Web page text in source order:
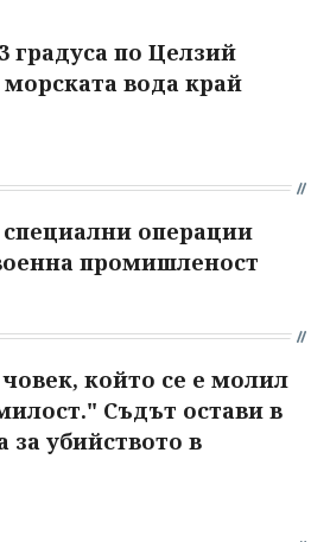
градуса по Целзий
вода край
операции
промишленост
който се е молил
Съдът остави в
за убийството в